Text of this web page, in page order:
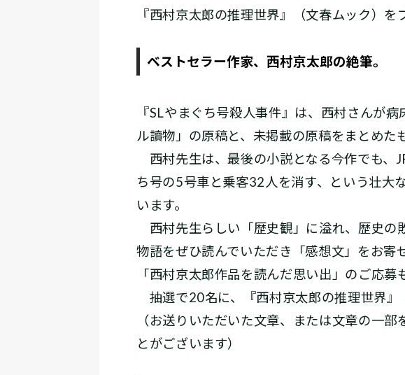
『西村京太郎の推理世界』（文春ムック）を
ベストセラー作家、西村京太郎の絶筆。
『SLやまぐち号殺人事件』は、西村さんが
ル讀物」の原稿と、未掲載の原稿をまとめた
西村先生は、最後の小説となる今作でも、
ち号の5号車と乗客32人を消す、という壮大
います。
西村先生らしい「歴史観」に溢れ、歴史の
物語をぜひ読んでいただき「感想文」をお寄
「西村京太郎作品を読んだ思い出」のご応募
抽選で20名に、『西村京太郎の推理世界
（お送りいただいた文章、または文章の一
とがございます）